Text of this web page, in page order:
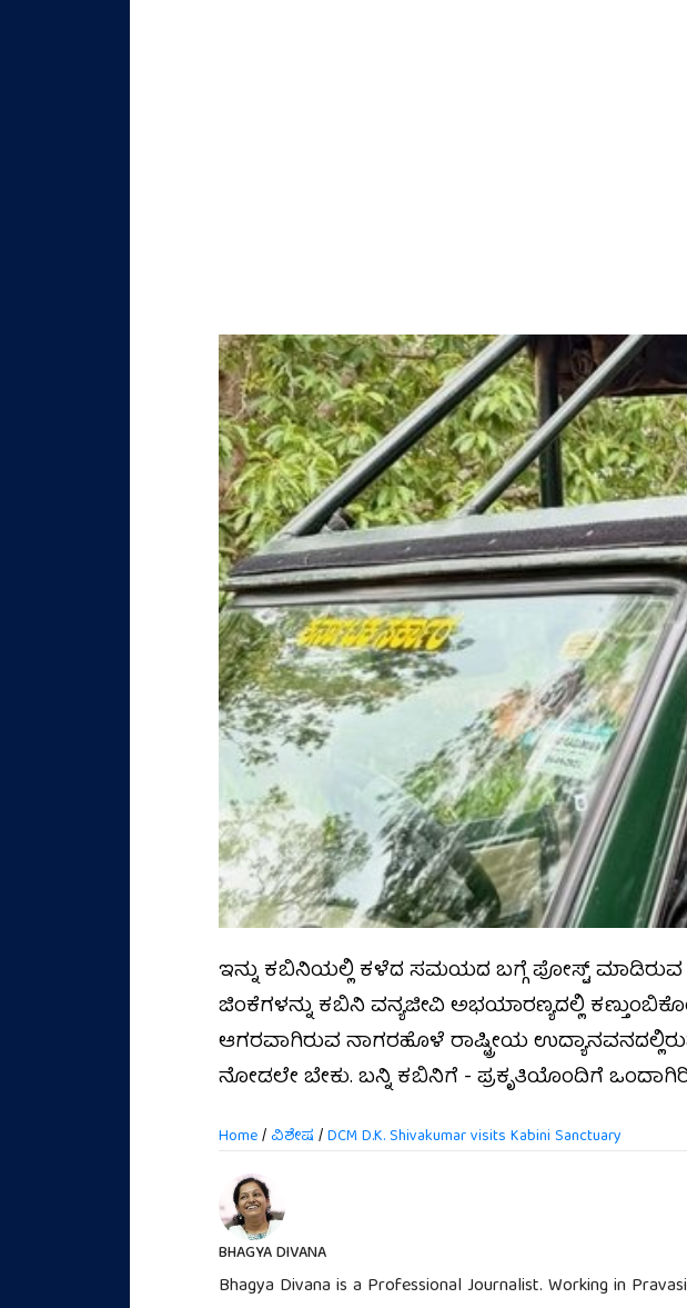
ಇನ್ನು ಕಬಿನಿಯಲ್ಲಿ ಕಳೆದ ಸಮಯದ ಬಗ್ಗೆ ಪೋಸ್ಟ್‌ ಮಾಡಿರುವ
ಜಿಂಕೆಗಳನ್ನು ಕಬಿನಿ ವನ್ಯಜೀವಿ ಅಭಯಾರಣ್ಯದಲ್ಲಿ
ಆಗರವಾಗಿರುವ ನಾಗರಹೊಳೆ ರಾಷ್ಟ್ರೀಯ
ನೋಡಲೇ ಬೇಕು. ಬನ್ನಿ ಕಬಿನಿಗೆ - ಪ್ರಕೃತಿಯೊಂದಿಗೆ
Home/ ವಿಶೇಷ/DCM D.K. Shivakumar visits Kabini Sanctuary
BHAGYA DIVANA
Bhagya Divana is a Professional Journalist. Working in